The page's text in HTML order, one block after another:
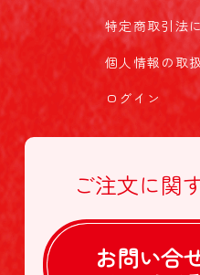
特定商取引法
個人情報の取
ログイン
ご注文に関
お問い合